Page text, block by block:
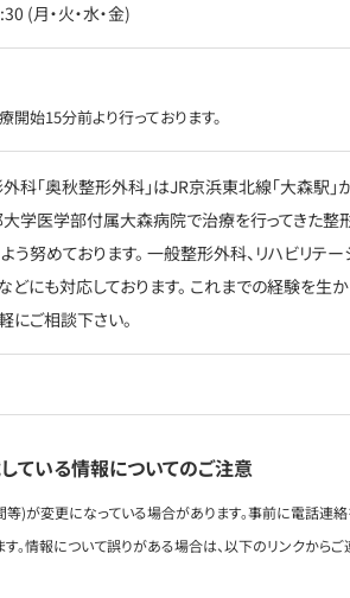
(月・火・水・金)
始15分前より行っております。
科「奥秋整形外科」はJR京浜東北線「大森駅
学医学部付属大森病院で治療を行ってきた整
う努めております。 一般整形外科、リハビリテ
どにも対応しております。 これまでの経験を生
にご相談下さい。
ている情報についてのご注意
)が変更になっている場合があります。事前に電話連絡
。情報について誤りがある場合は、以下のリンクから